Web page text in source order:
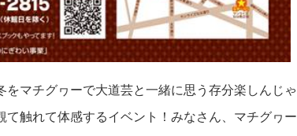
マチグヮーで大道芸と一緒に思う存分楽しんじゃ
触れて体感するイベント！みなさん、マチグヮー